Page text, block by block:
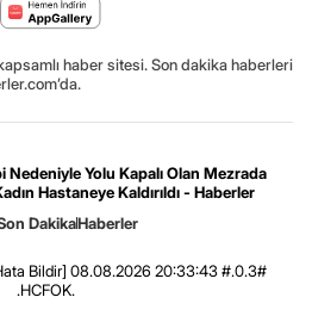
haber sitesi. Son dakika haberleri
Nedeniyle Yolu Kapalı Olan Mezrada
Hastaneye Kaldırıldı - Haberler
DakikaHaberler
Bildir] 08.08.2026 20:33:43 #.0.3#
.HCFOK.